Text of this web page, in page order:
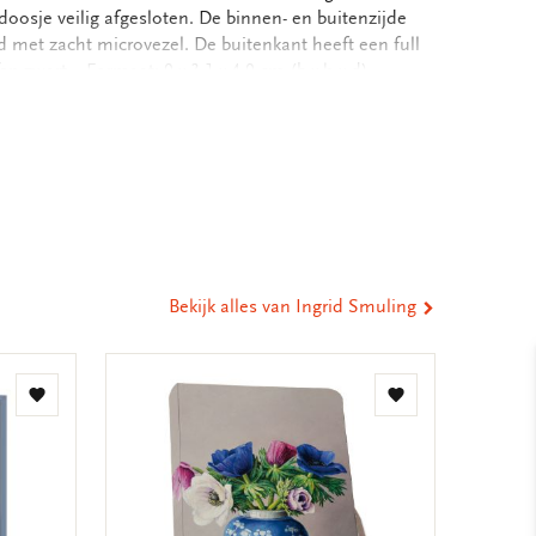
veilig afgesloten. De binnen- en buitenzijde
met zacht microvezel. De buitenkant heeft een full
zwart. - Formaat: 9 x 3.1 x 4.9 cm (b x h x d) -
- Spiegeltje aan binnenzijde - Stevige
Bekijk alles van Ingrid Smuling
Toevoegen
Toevoegen